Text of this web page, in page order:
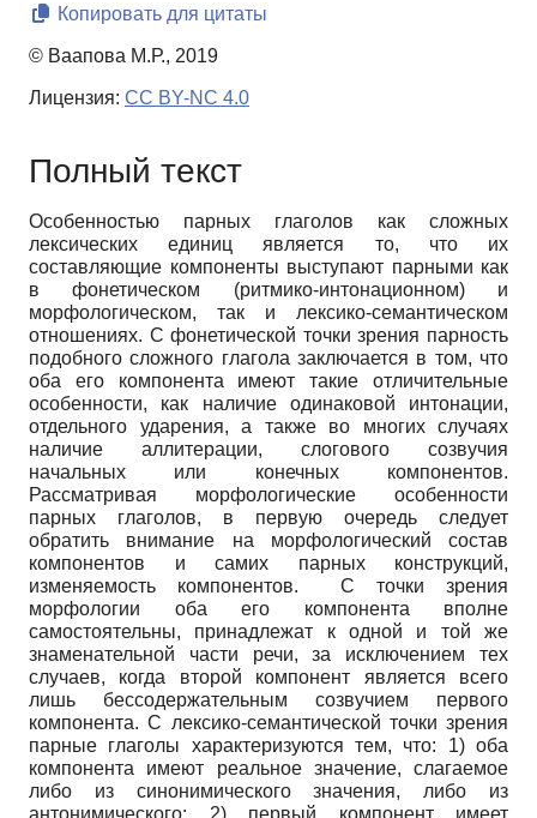
Копировать для цитаты
© Ваапова М.Р., 2019
Лицензия: CC BY-NC 4.0
Полный текст
Особенностью парных глаголов как сложных
лексических единиц является то, что их
составляющие компоненты выступают парными как
в фонетическом (ритмико-интонационном) и
морфологическом, так и лексико-семантическом
отношениях. С фонетической точки зрения парность
подобного сложного глагола заключается в том, что
оба его компонента имеют такие отличительные
особенности, как наличие одинаковой интонации,
отдельного ударения, а также во многих случаях
наличие аллитерации, слогового созвучия
начальных или конечных компонентов.
Рассматривая морфологические особенности
парных глаголов, в первую очередь следует
обратить внимание на морфологический состав
компонентов и самих парных конструкций,
изменяемость компонентов. С точки зрения
морфологии оба его компонента вполне
самостоятельны, принадлежат к одной и той же
знаменательной части речи, за исключением тех
случаев, когда второй компонент является всего
лишь бессодержательным созвучием первого
компонента. С лексико-семантической точки зрения
парные глаголы характеризуются тем, что: 1) оба
компонента имеют реальное значение, слагаемое
либо из синонимического значения, либо из
антонимического; 2) первый компонент имеет